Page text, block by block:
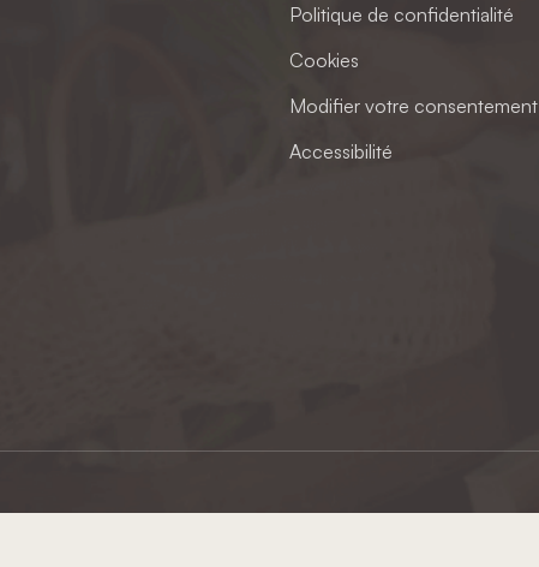
Politique de confidentialité
Cookies
Modifier votre consentement
Accessibilité